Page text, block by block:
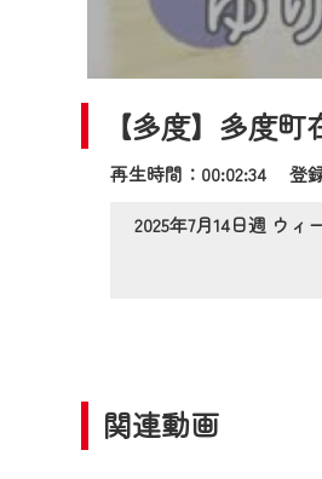
【多度】多度
再生時間：00:02:34
2025年7月14日週 ウィ
関連動画
＜メンテ
日時 9/24
ご不便を